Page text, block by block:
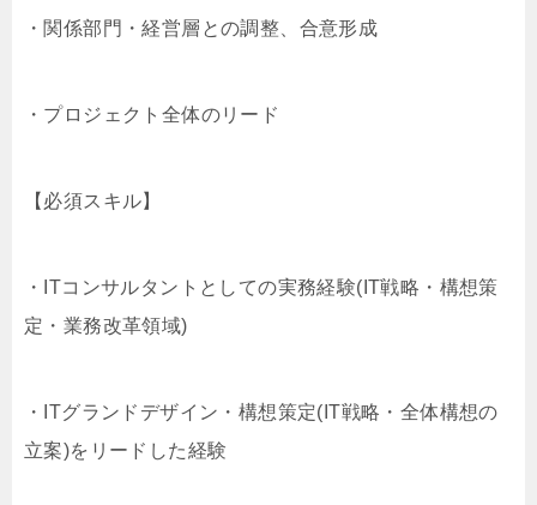
・関係部門・経営層との調整、合意形成
・プロジェクト全体のリード
【必須スキル】
・ITコンサルタントとしての実務経験(IT戦略・構想策
定・業務改革領域)
・ITグランドデザイン・構想策定(IT戦略・全体構想の
立案)をリードした経験